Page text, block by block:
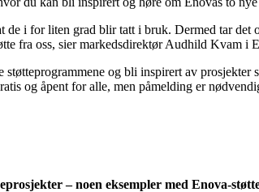
i for liten grad blir tatt i bruk. Dermed tar
fra oss, sier markedsdirektør Audhild Kvam i
og bli inspirert av
og åpent for alle, men påmelding er
– noen eksempler med Enova-